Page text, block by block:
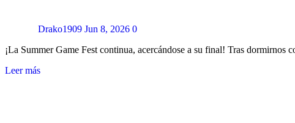
Drako1909 Jun 8, 2026 0
¡La Summer Game Fest continua, acercándose a su final! Tras
Leer más